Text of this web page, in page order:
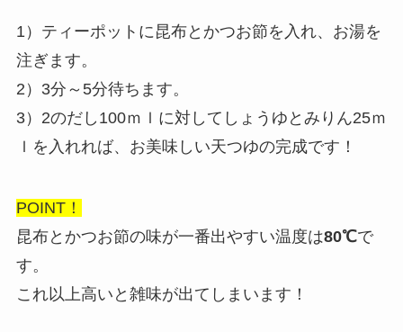
1）ティーポットに昆布とかつお節を入れ、お湯を
注ぎます。
2）3分～5分待ちます。
3）2のだし100ｍｌに対してしょうゆとみりん25ｍ
ｌを入れれば、お美味しい天つゆの完成です！
POINT！
昆布とかつお節の味が一番出やすい温度は80℃で
す。
これ以上高いと雑味が出てしまいます！